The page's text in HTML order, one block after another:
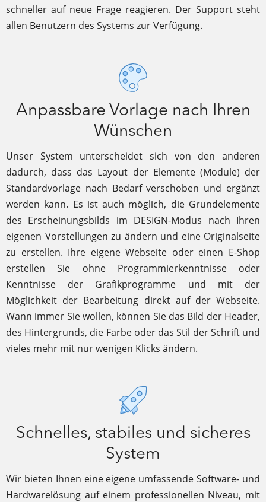
schneller auf neue Frage reagieren. Der Support steht
allen Benutzern des Systems zur Verfügung.
Anpassbare Vorlage nach Ihren
Wünschen
Unser System unterscheidet sich von den anderen
dadurch, dass das Layout der Elemente (Module) der
Standardvorlage nach Bedarf verschoben und ergänzt
werden kann. Es ist auch möglich, die Grundelemente
des Erscheinungsbilds im DESIGN-Modus nach Ihren
eigenen Vorstellungen zu ändern und eine Originalseite
zu erstellen. Ihre eigene Webseite oder einen E-Shop
erstellen Sie ohne Programmierkenntnisse oder
Kenntnisse der Grafikprogramme und mit der
Möglichkeit der Bearbeitung direkt auf der Webseite.
Wann immer Sie wollen, können Sie das Bild der Header,
des Hintergrunds, die Farbe oder das Stil der Schrift und
vieles mehr mit nur wenigen Klicks ändern.
Schnelles, stabiles und sicheres
System
Wir bieten Ihnen eine eigene umfassende Software- und
Hardwarelösung auf einem professionellen Niveau, mit